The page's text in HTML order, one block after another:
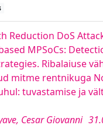
Reduction DoS
MPSoCs:
Ribalaiuse
mitme rentnikuga
tuvastamise ja
Cesar Giovanni